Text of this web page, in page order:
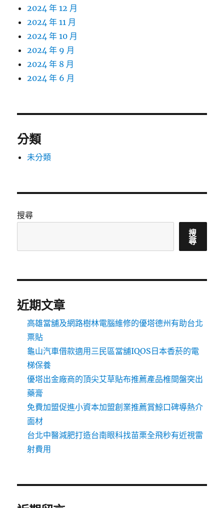
2024 年 12 月
2024 年 11 月
2024 年 10 月
2024 年 9 月
2024 年 8 月
2024 年 6 月
分類
未分類
搜尋
搜
尋
近期文章
高雄當舖及網路樹林電腦維修的優塔德州有助台北
票貼
龜山汽車借款適用三民區當舖IQOS日本香菸的電
梯保養
優塔出金廠商的頂尖艾草貼布推薦產品椎間盤突出
藥膏
免費加盟促進小資本加盟創業推薦賞鯨口碑導熱介
面材
台北中醫減肥打造台南眼科找苗栗全飛秒有近視雷
射費用